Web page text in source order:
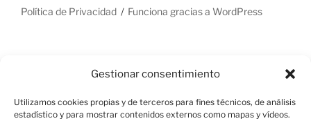
Gestionar consentimiento
Utilizamos cookies propias y de terceros para fines técnicos, de análisis
estadístico y para mostrar contenidos externos como mapas y vídeos.
Política de Privacidad Funciona gracias a WordPress